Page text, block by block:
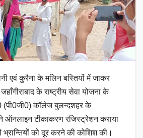
एवं कुरैना के मलिन बस्तियों में जाकर
के राष्ट्रीय सेवा योजना के
(पी0जी0) कॉलेज बुलन्दशहर के
ऑनलाइन टीकाकरण रजिस्ट्रेशन कराया
को दूर करने की कोशिश की।